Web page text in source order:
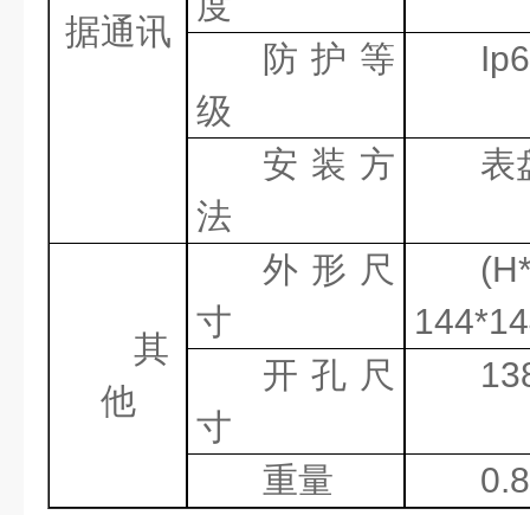
据通讯
防护等
级
安装方
法
表
其
他
外形尺
寸
开孔尺
寸
重量